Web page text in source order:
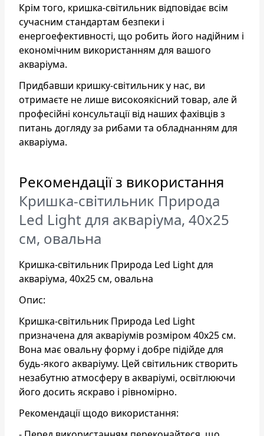
Крім того, кришка-світильник відповідає всім
сучасним стандартам безпеки і
енергоефективності, що робить його надійним і
економічним використанням для вашого
акваріума.
Придбавши кришку-світильник у нас, ви
отримаєте не лише високоякісний товар, але й
професійні консультації від наших фахівців з
питань догляду за рибами та обладнанням для
акваріума.
Рекомендації з використання
Кришка-світильник Природа
Led Light для акваріума, 40х25
см, овальна
Кришка-світильник Природа Led Light для
акваріума, 40х25 см, овальна
Опис:
Кришка-світильник Природа Led Light
призначена для акваріумів розміром 40х25 см.
Вона має овальну форму і добре підійде для
будь-якого акваріуму. Цей світильник створить
незабутню атмосферу в акваріумі, освітлюючи
його досить яскраво і рівномірно.
Рекомендації щодо використання: